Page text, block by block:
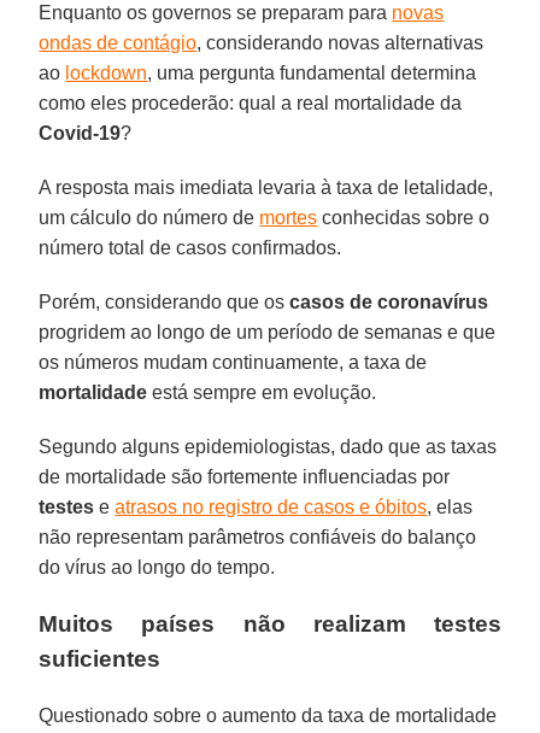
Enquanto os governos se preparam para novas
ondas de contágio, considerando novas alternativas
ao lockdown, uma pergunta fundamental determina
como eles procederão: qual a real mortalidade da
Covid-19?
A resposta mais imediata levaria à taxa de letalidade,
um cálculo do número de mortes conhecidas sobre o
número total de casos confirmados.
Porém, considerando que oscasos de coronavírus
progridem ao longo de um período de semanas e que
os números mudam continuamente, a taxa de
mortalidade está sempre em evolução.
Segundo alguns epidemiologistas, dado que as taxas
de mortalidade são fortemente influenciadas por
testes eatrasos no registro de casos e óbitos, elas
não representam parâmetros confiáveis do balanço
do vírus ao longo do tempo.
Muitos países não realizam testes
suficientes
Questionado sobre o aumento da taxa de mortalidade